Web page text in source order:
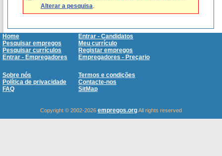
Alterar a pesquisa.
Home
Entrar - Candidatos
Pesquisar empregos
Meu currículo
Pesquisar currículos
Registar empregos
Entrar - Empregadores
Empregadores - Preçario
Sobre nós
Termos e condições
Política de privacidade
Contacte-nos
FAQ
SitMap
Copyright © 2002-2026 empregos.orgAll rights reserved